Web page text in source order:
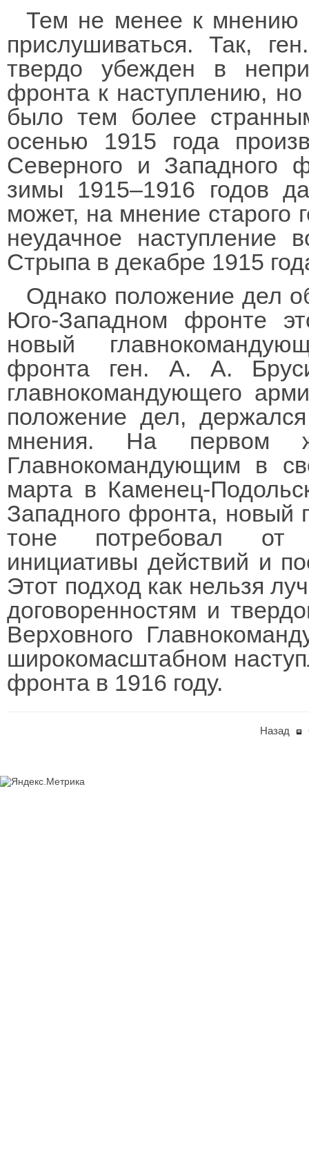
Тем не менее к мнению
прислушиваться. Так,
твердо убежден в
фронта к наступлению,
было тем более
осенью 1915 года
Северного и Западного
зимы 1915–1916 годов
может, на мнение старого
неудачное
Стрыпа в декабре 1915
Однако положение дел
Юго-Западном фронте
новый
фронта ген. А. А.
главнокомандующего
положение дел,
мнения. На первом
Главнокомандующим в
марта в Каменец-
Западного фронта, новый
тоне потребовал от
инициативы действий и
Этот подход как нельзя
договоренностям и
Верховного
широкомасштабном
фронта в 1916 году.
Назад